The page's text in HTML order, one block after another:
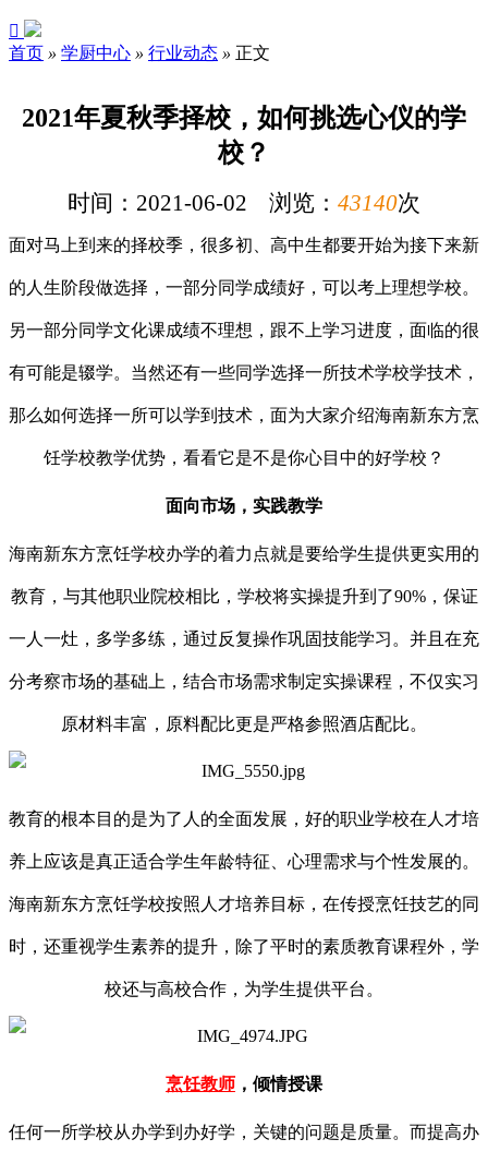

首页 » 学厨中心 » 行业动态 » 正文
2021年夏秋季择校，如何挑选心仪的学
校？
时间：2021-06-02 浏览： 43140次
面对马上到来的择校季，很多初、高中生都要开始为接下来新
的人生阶段做选择，一部分同学成绩好，可以考上理想学校。
另一部分同学文化课成绩不理想，跟不上学习进度，面临的很
有可能是辍学。当然还有一些同学选择一所技术学校学技术，
那么如何选择一所可以学到技术，面为大家介绍海南新东方烹
饪学校教学优势，看看它是不是你心目中的好学校？
面向市场，实践教学
海南新东方烹饪学校办学的着力点就是要给学生提供更实用的
教育，与其他职业院校相比，学校将实操提升到了90%，保证
一人一灶，多学多练，通过反复操作巩固技能学习。并且在充
分考察市场的基础上，结合市场需求制定实操课程，不仅实习
原材料丰富，原料配比更是严格参照酒店配比。
教育的根本目的是为了人的全面发展，好的职业学校在人才培
养上应该是真正适合学生年龄特征、心理需求与个性发展的。
海南新东方烹饪学校按照 人才培养目标，在传授烹饪技艺的同
时，还重视学生素养的提升，除了平时的素质教育课程外，学
校还与高校合作，为学生提供平台。
烹饪教师 ，倾情授课
任何一所学校从办学到办好学，关键的问题是质量。而提高办